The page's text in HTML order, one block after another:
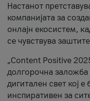
Настанот
компанијата за
онлајн екосистем,
се чувствува
„Content Positive
долгорочна заложба
дигитален свет кој
инспиративен за